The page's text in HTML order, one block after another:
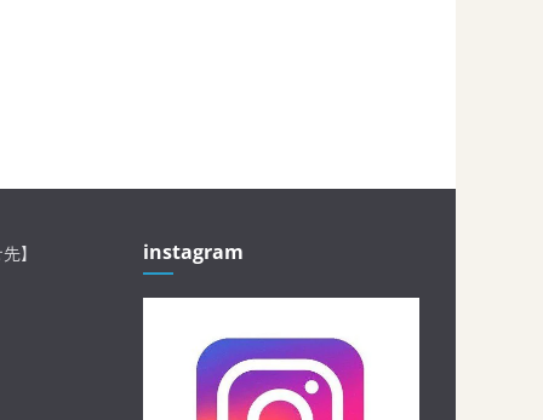
】 instagram